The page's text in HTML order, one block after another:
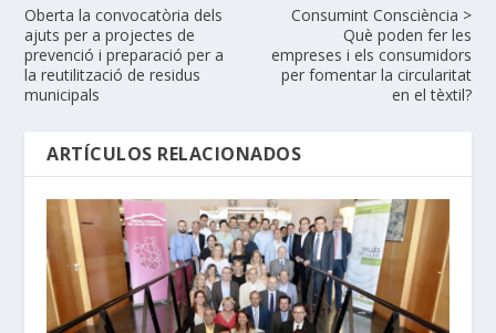
Oberta la convocatòria dels
ajuts per a projectes de
prevenció i preparació per a
la reutilització de residus
municipals
Consumint Consciència >
Què poden fer les
empreses i els consumidors
per fomentar la circularitat
en el tèxtil?
ARTÍCULOS RELACIONADOS